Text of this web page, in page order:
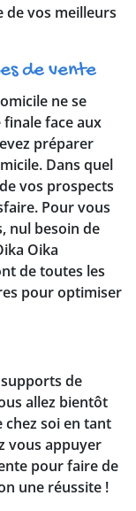
vos meilleurs
de vente
ne se
finale face aux
préparer
Dans quel
vos prospects
Pour vous
nul besoin de
Oika
de toutes les
pour optimiser
de
allez bientôt
chez soi en tant
vous appuyer
pour faire de
une réussite !